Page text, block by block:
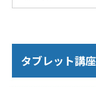
タブレット講